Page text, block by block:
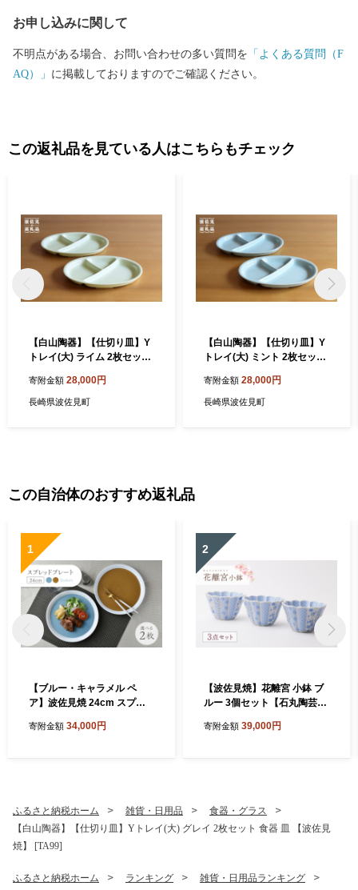
お申し込みに関して
不明点がある場合、お問い合わせの多い質問を 「よくある質問（F
AQ）」 に掲載しておりますのでご確認ください。
この返礼品を見ている人はこちらもチェック
【白山陶器】【仕切り皿】Y
トレイ(大) ライム 2枚セット
寄附金額 28,000円
長崎県波佐見町
【白山陶器】【仕切り皿】Y
トレイ(大) ミント 2枚セット
寄附金額 28,000円
長崎県波佐見町
この自治体のおすすめ返礼品
1
【ブルー・キャラメル ペ
ア】波佐見焼 24cm スプレ
55]
寄附金額 34,000円
2
【波佐見焼】花離宮 小鉢 ブ
ルー 3個セット【石丸陶芸】
寄附金額 39,000円
ふるさと納税ホーム 雑貨・日用品
食器・グラス
【白山陶器】【仕切り皿】Yトレイ(大) グレイ 2枚セット 食器 皿 【波佐見
焼】 [TA99]
ふるさと納税ホーム ランキング 雑貨・日用品ランキング